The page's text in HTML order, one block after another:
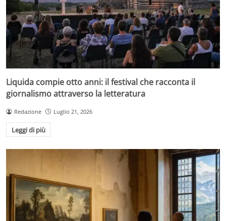
Liquida compie otto anni: il festival che racconta il
giornalismo attraverso la letteratura
Redazione Luglio 21, 2026
Leggi di più